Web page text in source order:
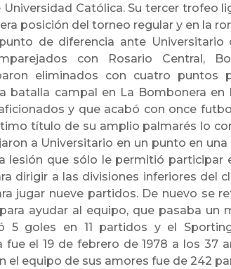
Católica. Su tercer trofeo
posición del torneo regular y en la
de diferencia ante Universitario
con Rosario Central,
eliminados con cuatro puntos
batalla campal en La Bombonera en
y que acabó con once
título de su amplio palmarés lo
a Universitario en un punto en
lesión que sólo le permitió participar
dirigir a las divisiones inferiores del
jugar nueve partidos. De nuevo se
ayudar al equipo, que pasaba un
5 goles en 11 partidos y el
el 19 de febrero de 1978 a los 37
el equipo de sus amores fue de 242